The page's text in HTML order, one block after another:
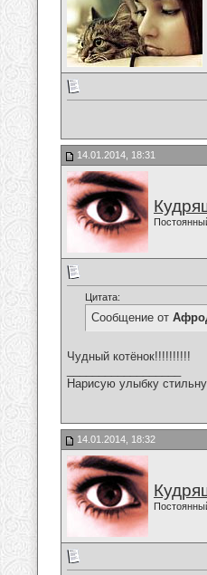
14.01.2014, 18:31
Цитата:
Сообщение от
Чудный котёнок!!!!!!!!!!
Нарисую улыбку
14.01.2014, 18:32